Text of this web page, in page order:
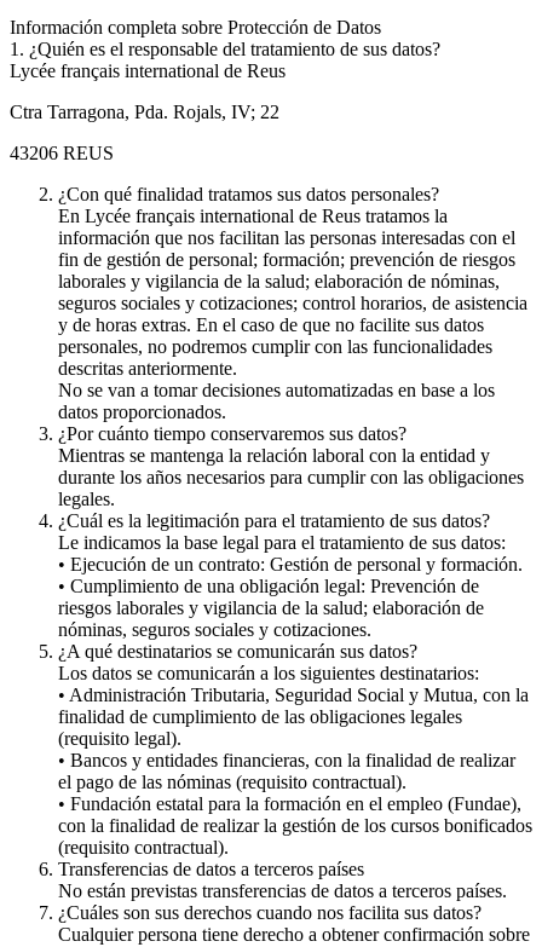
Información completa sobre Protección de Datos
1. ¿Quién es el responsable del tratamiento de sus datos?
Lycée français international de Reus
Ctra Tarragona, Pda. Rojals, IV; 22
43206 REUS
¿Con qué finalidad tratamos sus datos personales?
En Lycée français international de Reus tratamos la
información que nos facilitan las personas interesadas con el
fin de gestión de personal; formación; prevención de riesgos
laborales y vigilancia de la salud; elaboración de nóminas,
seguros sociales y cotizaciones; control horarios, de asistencia
y de horas extras. En el caso de que no facilite sus datos
personales, no podremos cumplir con las funcionalidades
descritas anteriormente.
No se van a tomar decisiones automatizadas en base a los
datos proporcionados.
¿Por cuánto tiempo conservaremos sus datos?
Mientras se mantenga la relación laboral con la entidad y
durante los años necesarios para cumplir con las obligaciones
legales.
¿Cuál es la legitimación para el tratamiento de sus datos?
Le indicamos la base legal para el tratamiento de sus datos:
• Ejecución de un contrato: Gestión de personal y formación.
• Cumplimiento de una obligación legal: Prevención de
riesgos laborales y vigilancia de la salud; elaboración de
nóminas, seguros sociales y cotizaciones.
¿A qué destinatarios se comunicarán sus datos?
Los datos se comunicarán a los siguientes destinatarios:
• Administración Tributaria, Seguridad Social y Mutua, con la
finalidad de cumplimiento de las obligaciones legales
(requisito legal).
• Bancos y entidades financieras, con la finalidad de realizar
el pago de las nóminas (requisito contractual).
• Fundación estatal para la formación en el empleo (Fundae),
con la finalidad de realizar la gestión de los cursos bonificados
(requisito contractual).
Transferencias de datos a terceros países
No están previstas transferencias de datos a terceros países.
¿Cuáles son sus derechos cuando nos facilita sus datos?
Cualquier persona tiene derecho a obtener confirmación sobre